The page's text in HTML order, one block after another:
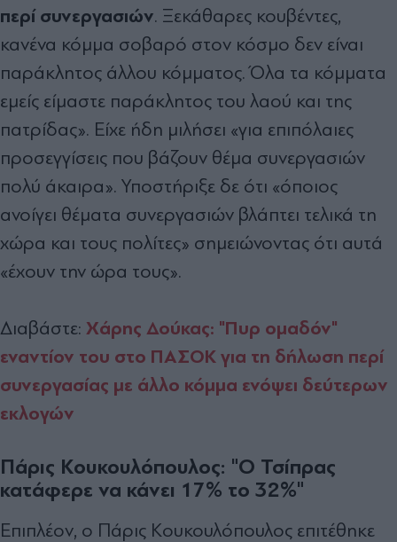
περί συνεργασιών. Ξεκάθαρες κουβέντες,
κανένα κόμμα σοβαρό στον κόσμο δεν είναι
παράκλητος άλλου κόμματος. Όλα τα κόμματα
εμείς είμαστε παράκλητος του λαού και της
πατρίδας». Είχε ήδη μιλήσει «για επιπόλαιες
προσεγγίσεις που βάζουν θέμα συνεργασιών
πολύ άκαιρα». Υποστήριξε δε ότι «όποιος
ανοίγει θέματα συνεργασιών βλάπτει τελικά τη
χώρα και τους πολίτες» σημειώνοντας ότι αυτά
«έχουν την ώρα τους».
Διαβάστε: Χάρης Δούκας: "Πυρ ομαδόν"
εναντίον του στο ΠΑΣΟΚ για τη δήλωση περί
συνεργασίας με άλλο κόμμα ενόψει δεύτερων
εκλογών
Πάρις Κουκουλόπουλος: "Ο Τσίπρας
κατάφερε να κάνει 17% το 32%"
Επιπλέον, ο Πάρις Κουκουλόπουλος επιτέθηκε